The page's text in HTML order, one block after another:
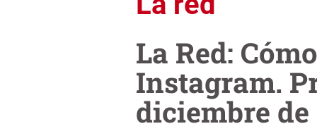
La Red:
Instagram.
diciembre de